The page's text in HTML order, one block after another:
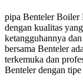
pipa Benteler Boiler
dengan kualitas
ketangguhannya
bersama Benteler
terkemuka dan
Benteler dengan